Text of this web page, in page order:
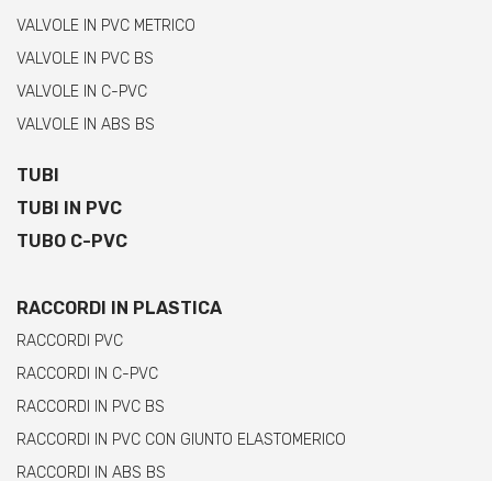
VALVOLE IN PVC METRICO
VALVOLE IN PVC BS
VALVOLE IN C-PVC
VALVOLE IN ABS BS
TUBI
TUBI IN PVC
TUBO C-PVC
RACCORDI IN PLASTICA
RACCORDI PVC
RACCORDI IN C-PVC
RACCORDI IN PVC BS
RACCORDI IN PVC CON GIUNTO ELASTOMERICO
RACCORDI IN ABS BS